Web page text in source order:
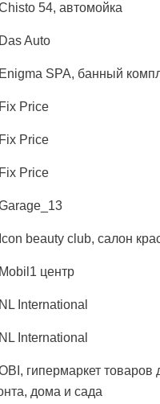
54, автомойка
Das Auto
Enigma SPA, банный
Fix Price
Fix Price
Fix Price
Icon beauty club, салон
Mobil1 центр
NL International
NL International
гипермаркет товаров
дома и сада